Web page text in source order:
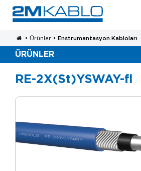
• Ürünler • Enstrumantasyon Kabloları
ÜRÜNLER
RE-2X(St)YSWAY-fl